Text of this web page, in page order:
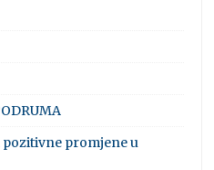
promjene u